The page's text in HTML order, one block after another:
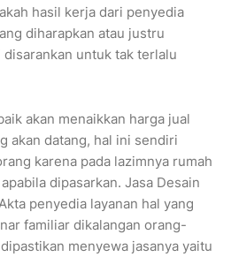
hasil kerja dari penyedia
diharapkan atau justru
untuk tak terlalu
akan menaikkan harga jual
akan datang, hal ini sendiri
karena pada lazimnya rumah
dipasarkan. Jasa Desain
penyedia layanan hal yang
familiar dikalangan orang-
menyewa jasanya yaitu